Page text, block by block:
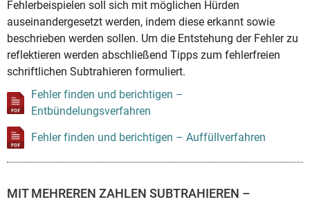
Fehlerbeispielen soll sich mit möglichen Hürden
auseinandergesetzt werden, indem diese erkannt sowie
beschrieben werden sollen. Um die Entstehung der Fehler zu
reflektieren werden abschließend Tipps zum fehlerfreien
schriftlichen Subtrahieren formuliert.
Fehler finden und berichtigen –
Entbündelungsverfahren
Fehler finden und berichtigen – Auffüllverfahren
MIT MEHREREN ZAHLEN SUBTRAHIEREN –